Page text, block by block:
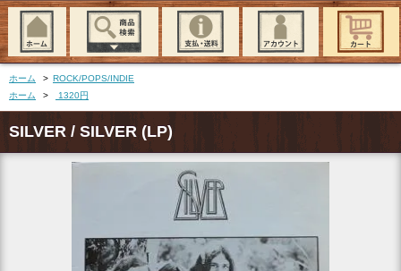
ホーム > ROCK/POPS/INDIE
ホーム
> 1320円
SILVER / SILVER (LP)